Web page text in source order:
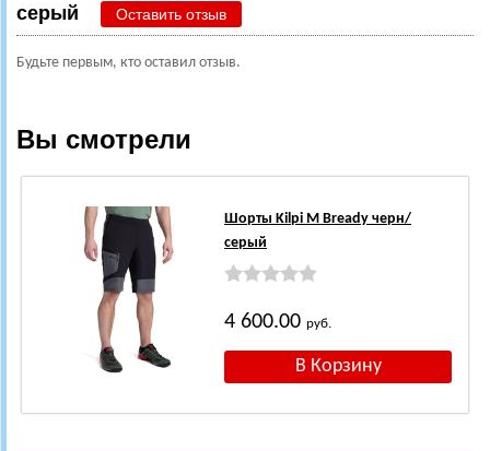
серый
Оставить отзыв
Будьте первым, кто оставил отзыв.
Вы смотрели
Шорты Kilpi M Bready черн/
серый
4 600.00руб.